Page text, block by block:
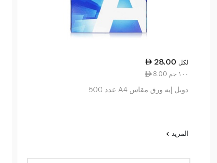
28.00 لكل
8.00 ١٠٠ جم
دوبل إيه ورق مقاس A4 عدد 500
المزيد